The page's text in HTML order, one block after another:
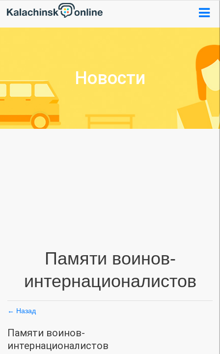
Новости
Памяти воинов-
интернационалистов
← Назад
Памяти воинов-
интернационалистов